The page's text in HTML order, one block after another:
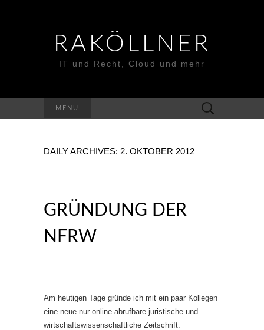
RAKÖLLNER
IT und Recht, Cloud und mehr
MENU
Suchen
nach:
DAILY ARCHIVES: 2. OKTOBER 2012
GRÜNDUNG DER
NFRW
Am heutigen Tage gründe ich mit ein paar Kollegen
eine neue nur online abrufbare juristische und
wirtschaftswissenschaftliche Zeitschrift: